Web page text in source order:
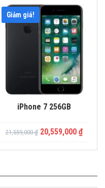
Giảm giá!
iPhone 7 256GB
21,559,000₫ 20,559,000 ₫